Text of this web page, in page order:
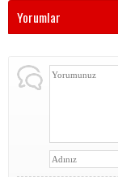
Yorumlar